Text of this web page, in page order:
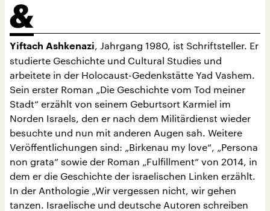
Yiftach Ashkenazi, Jahrgang 1980, ist Schriftsteller. Er
studierte Geschichte und Cultural Studies und
arbeitete in der Holocaust-Gedenkstätte Yad Vashem.
Sein erster Roman „Die Geschichte vom Tod meiner
Stadt“ erzählt von seinem Geburtsort Karmiel im
Norden Israels, den er nach dem Militärdienst wieder
besuchte und nun mit anderen Augen sah. Weitere
Veröffentlichungen sind: „Birkenau my love“, „Persona
non grata“ sowie der Roman „Fulfillment“ von 2014, in
dem er die Geschichte der israelischen Linken erzählt.
In der Anthologie „Wir vergessen nicht, wir gehen
tanzen. Israelische und deutsche Autoren schreiben